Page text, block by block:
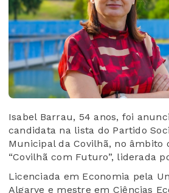
Isabel Barrau, 54 anos, foi
candidata na lista do Partido
Municipal da Covilhã, no âmbito
“Covilhã com Futuro”, liderada
Licenciada em Economia pela
Algarve e mestre em Ciências